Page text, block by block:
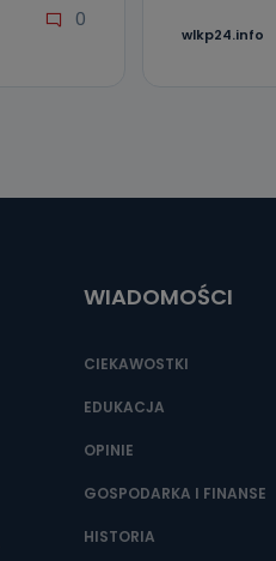
0
wlkp24.info
WIADOMOŚCI
CIEKAWOSTKI
EDUKACJA
OPINIE
GOSPODARKA I FINANSE
HISTORIA